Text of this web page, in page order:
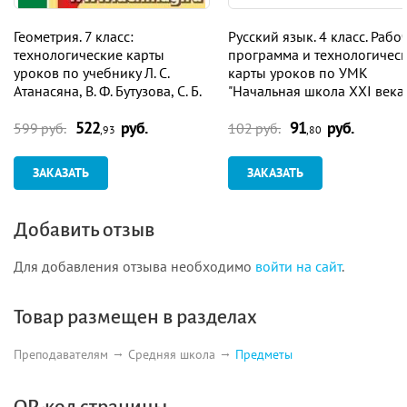
Уравнение и его корни 50
Урок14. Понятие линейного уравнения с одной
переменной 54
Урок15. Решение уравнений, сводящихся к линейным
58
Урок16. Решение задач по теме «Линейное уравнение с
сводящихся к линейным 77
Геометрия. 7 класс:
технологические карты
уроков по учебнику Л. С.
Атанасяна, В. Ф. Бутузова, С. Б.
Юдиной
599 руб. 522 ,93 руб.
ЗАКАЗАТЬ
Русский язык. 4 класс.
программа и
карты уроков по УМК
"Начальная школа XXI
через Интернет
102 руб. 91 ,80 руб.
ЗАКАЗАТЬ
Добавить отзыв
Для добавления отзыва необходимо войти на сайт.
Товар размещен в разделах
Преподавателям Средняя школа Предметы